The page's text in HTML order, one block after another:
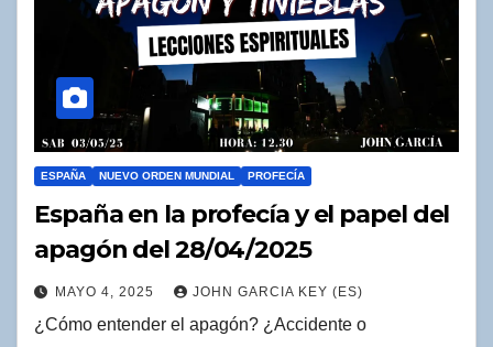
ESPAÑA NUEVO ORDEN MUNDIAL PROFECÍA
España en la profecía y el papel del
apagón del 28/04/2025
MAYO 4, 2025 JOHN GARCIA KEY (ES)
¿Cómo entender el apagón? ¿Accidente o